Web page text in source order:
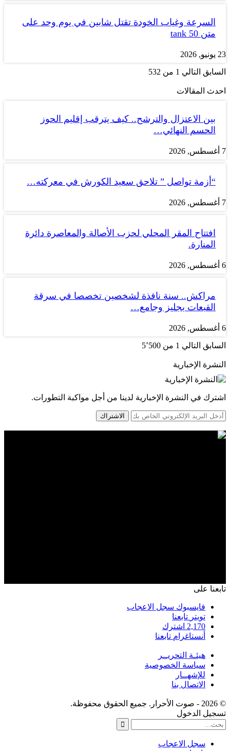
السرعة وغياب الخودة تقتل شابين في يوم وحد على
متن tank 50
23 يونيو, 2026
السابق التالي 1 من 532
احدث المقالات
بين الاعتزال والترشح.. كيف يترقب إقليم الحوز
الحسم النهائي…
7 أغسطس, 2026
“أزمة تواصل ” تلاحق سعيد الكورش في معركته…
7 أغسطس, 2026
افتتاح المقر المحلي لحزب الأصالة والمعاصرة دائرة
المنارة.
6 أغسطس, 2026
مراكش.. سنة نافذة لشخصين تخصصا في سرقة
القبعات بجليز وجامع…
6 أغسطس, 2026
السابق التالي 1 من 5٬500
النشرة الإخبارية
اشترك في النشرة الإخبارية لدينا من أجل مواكبة التطورات.
الاشتراك
تابعنا على
فايسبوك سجل الاعجاب
تويتر تابعنا
2,170 اشترك
أنستاغرام تابعنا
هيئـة التحريــر
سياسة الخصوصية
للإشهــار
الاتصال بنا
© 2026 - صوت الأحرار. جميع الحقوق محفوظة.
تسجيل الدخول
سجل الاعجاب